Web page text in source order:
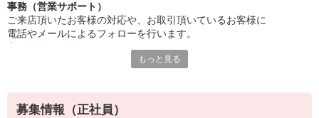
家庭の事情などイベント時にも対応できるよう半日有給取得制度
を導入し
仕事だけでなくプライベートも大切にできるフィールドを整えて
事務（営業サポート）
ご来店頂いたお客様の対応や、お取引頂いているお客様に
電話やメールによるフォローを行います。
お客様対応やTEL受付など
もっと見る
募集情報（正社員）